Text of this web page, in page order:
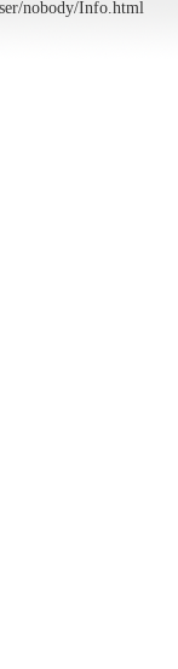
nobody/Info.html